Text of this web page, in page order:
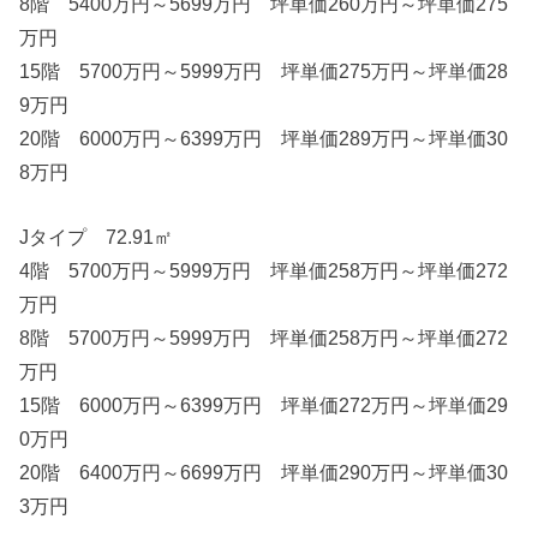
万円
15階 5700万円～5999万円 坪単価275万円～坪単価28
9万円
20階 6000万円～6399万円 坪単価289万円～坪単価30
8万円
Jタイプ 72.91㎡
4階 5700万円～5999万円 坪単価258万円～坪単価272
万円
8階 5700万円～5999万円 坪単価258万円～坪単価272
万円
15階 6000万円～6399万円 坪単価272万円～坪単価29
0万円
20階 6400万円～6699万円 坪単価290万円～坪単価30
3万円